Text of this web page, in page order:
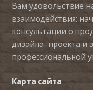
Вам удовольствие
взаимодействия:
консультации о
дизайна–проекта и
профессиональной
Карта сайта